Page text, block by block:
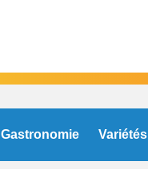
Gastronomie Variétés